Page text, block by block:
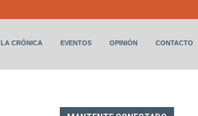
LA CRÓNICA EVENTOS OPINIÓN CONTACTO